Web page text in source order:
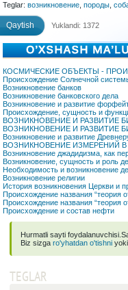
Teglar: возникновение, породы,
Qaytish Yuklandi: 1372
КОСМИЧЕСКИЕ ОБЪЕКТЫ -
Происхождение Солнечной
Возникновение банков
Возникновение банковского дела
Возникновение и развитие
Происхождение, сущность и
ВОЗНИКНОВЕНИЕ И РАЗВИТИЕ
ВОЗНИКНОВЕНИЕ И РАЗВИТИЕ
Возникновение и развитие
ВОЗНИКНОВЕНИЕ ИЗМЕРЕНИЙ
Возникновение джадидизма, как
Возникновение, сущность и роль
Необходимость и возникновение
Возникновение религии
История возникновения Церкви и
Происхождение названия “теория
Происхождение названия “теория
Происхождение и состав нефти
Hurmatli sayti
Biz sizga ro'yhatdan o'tishniyoki
TEGLAR